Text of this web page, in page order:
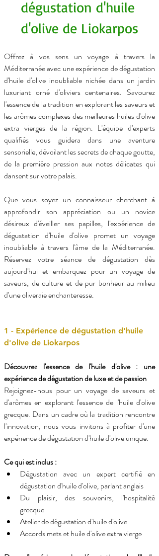
dégustation d'huile
d'olive de Liokarpos
Offrez à vos sens un voyage à travers la
Méditerranée avec une expérience de dégustation
d'huile d'olive inoubliable nichée dans un jardin
luxuriant orné d'oliviers centenaires. Savourez
l'essence de la tradition en explorant les saveurs et
les arômes complexes des meilleures huiles d'olive
extra vierges de la région. L'équipe d'experts
qualifiés vous guidera dans une aventure
sensorielle, dévoilant les secrets de chaque goutte,
de la première pression aux notes délicates qui
dansent sur votre palais.
Que vous soyez un connaisseur cherchant à
approfondir son appréciation ou un novice
désireux d'éveiller ses papilles, l'expérience de
dégustation d'huile d'olive promet un voyage
inoubliable à travers l'âme de la Méditerranée.
Réservez votre séance de dégustation dès
aujourd'hui et embarquez pour un voyage de
saveurs, de culture et de pur bonheur au milieu
d'une oliveraie enchanteresse.
1 - Expérience de dégustation d'huile
d'olive de Liokarpos
Découvrez l'essence de l'huile d'olive : une
expérience de dégustation de luxe et de passion
Rejoignez-nous pour un voyage de saveurs et
d'arômes en explorant l'essence de l'huile d'olive
grecque. Dans un cadre où la tradition rencontre
l'innovation, nous vous invitons à profiter d'une
expérience de dégustation d'huile d'olive unique.
Ce qui est inclus :
Dégustation avec un expert certifié en
dégustation d'huile d'olive, parlant anglais
Du plaisir, des souvenirs, l'hospitalité
grecque
Atelier de dégustation d'huile d'olive
Accords mets et huile d'olive extra vierge